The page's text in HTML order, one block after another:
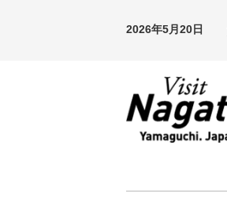
2026年5月20日